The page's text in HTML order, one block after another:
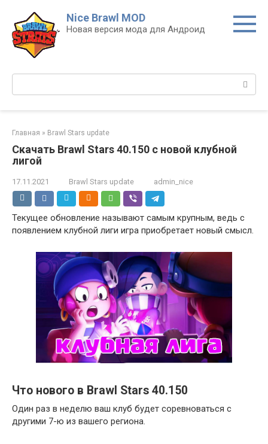
контенту
Nice Brawl MOD
Новая версия мода для Андроид
Главная » Brawl Stars update
Скачать Brawl Stars 40.150 с новой клубной
лигой
17.11.2021 Brawl Stars update admin_nice
Текущее обновление называют самым крупным, ведь с
появлением клубной лиги игра приобретает новый смысл.
Что нового в Brawl Stars 40.150
Один раз в неделю ваш клуб будет соревноваться с
другими 7-ю из вашего региона.